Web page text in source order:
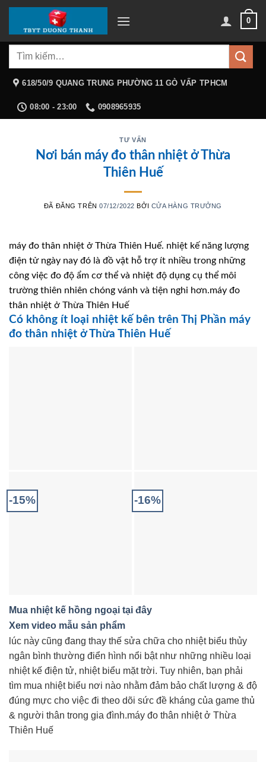
Chuyển
nội
dung
0
Tìm
618/50/9 QUANG TRUNG PHƯỜNG 11 GÒ VẤP TPHCM
08:00 - 23:00 0908965935
TƯ VẤN
Nơi bán máy đo thân nhiệt ở Thừa
Thiên Huế
ĐÃ ĐĂNG TRÊN07/12/2022 BỞI CỬA HÀNG TRƯỞNG
máy đo thân nhiệt ở Thừa Thiên Huế. nhiệt kế năng lượng
điện tử ngày nay đó là đồ vật hỗ trợ ít nhiều trong những
công việc đo độ ẩm cơ thể và nhiệt độ dụng cụ thể môi
trường thiên nhiên chóng vánh và tiện nghi hơn.máy đo
thân nhiệt ở Thừa Thiên Huế
Có không ít loại nhiệt kế bên trên Thị Phần máy
đo thân nhiệt ở Thừa Thiên Huế
-15% -16%
Mua nhiệt kế hồng ngoại tại đây
Xem video mẫu sản phẩm
lúc này cũng đang thay thế sửa chữa cho nhiệt biểu thủy
ngân bình thường điển hình nổi bật như những nhiều loại
nhiệt kế điện tử, nhiệt biểu mặt trời. Tuy nhiên, bạn phải
tìm mua nhiệt biểu nơi nào nhằm đảm bảo chất lượng & độ
đúng mực cho việc đi theo dõi sức đề kháng của game thủ
& người thân trong gia đình.máy đo thân nhiệt ở Thừa
Thiên Huế